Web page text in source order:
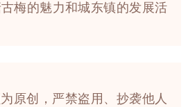
梅的魅力和城东镇的发展活
原创，严禁盗用、抄袭他人